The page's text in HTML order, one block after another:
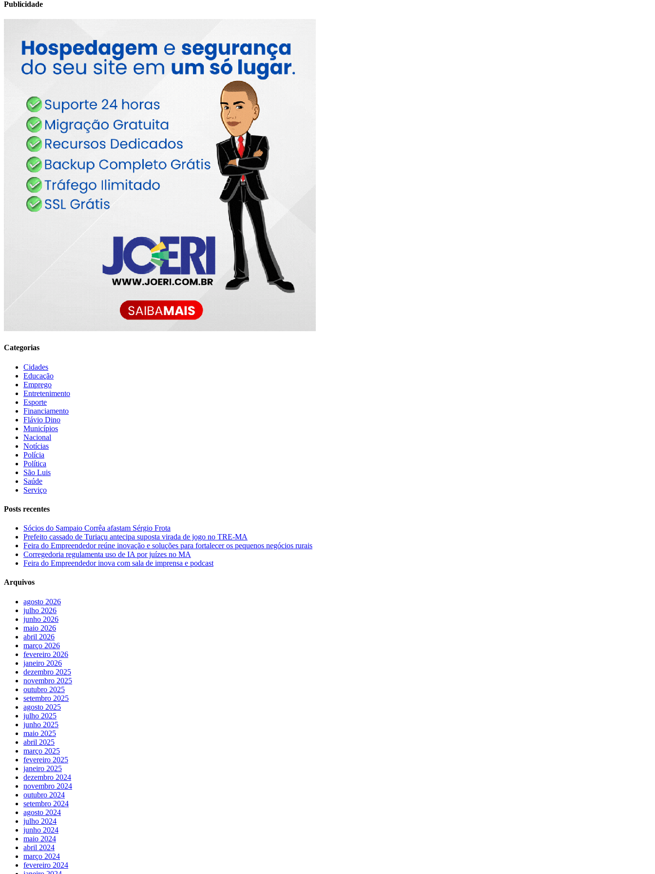
Publicidade
Categorias
Cidades
Educação
Emprego
Entretenimento
Esporte
Financiamento
Flávio Dino
Municípios
Nacional
Notícias
Polícia
Política
São Luis
Saúde
Serviço
Posts recentes
Sócios do Sampaio Corrêa afastam Sérgio Frota
Prefeito cassado de Turiaçu antecipa suposta virada de jogo no TRE-MA
Feira do Empreendedor reúne inovação e soluções para fortalecer os pequenos negócios rurais
Corregedoria regulamenta uso de IA por juízes no MA
Feira do Empreendedor inova com sala de imprensa e podcast
Arquivos
agosto 2026
julho 2026
junho 2026
maio 2026
abril 2026
março 2026
fevereiro 2026
janeiro 2026
dezembro 2025
novembro 2025
outubro 2025
setembro 2025
agosto 2025
julho 2025
junho 2025
maio 2025
abril 2025
março 2025
fevereiro 2025
janeiro 2025
dezembro 2024
novembro 2024
outubro 2024
setembro 2024
agosto 2024
julho 2024
junho 2024
maio 2024
abril 2024
março 2024
fevereiro 2024